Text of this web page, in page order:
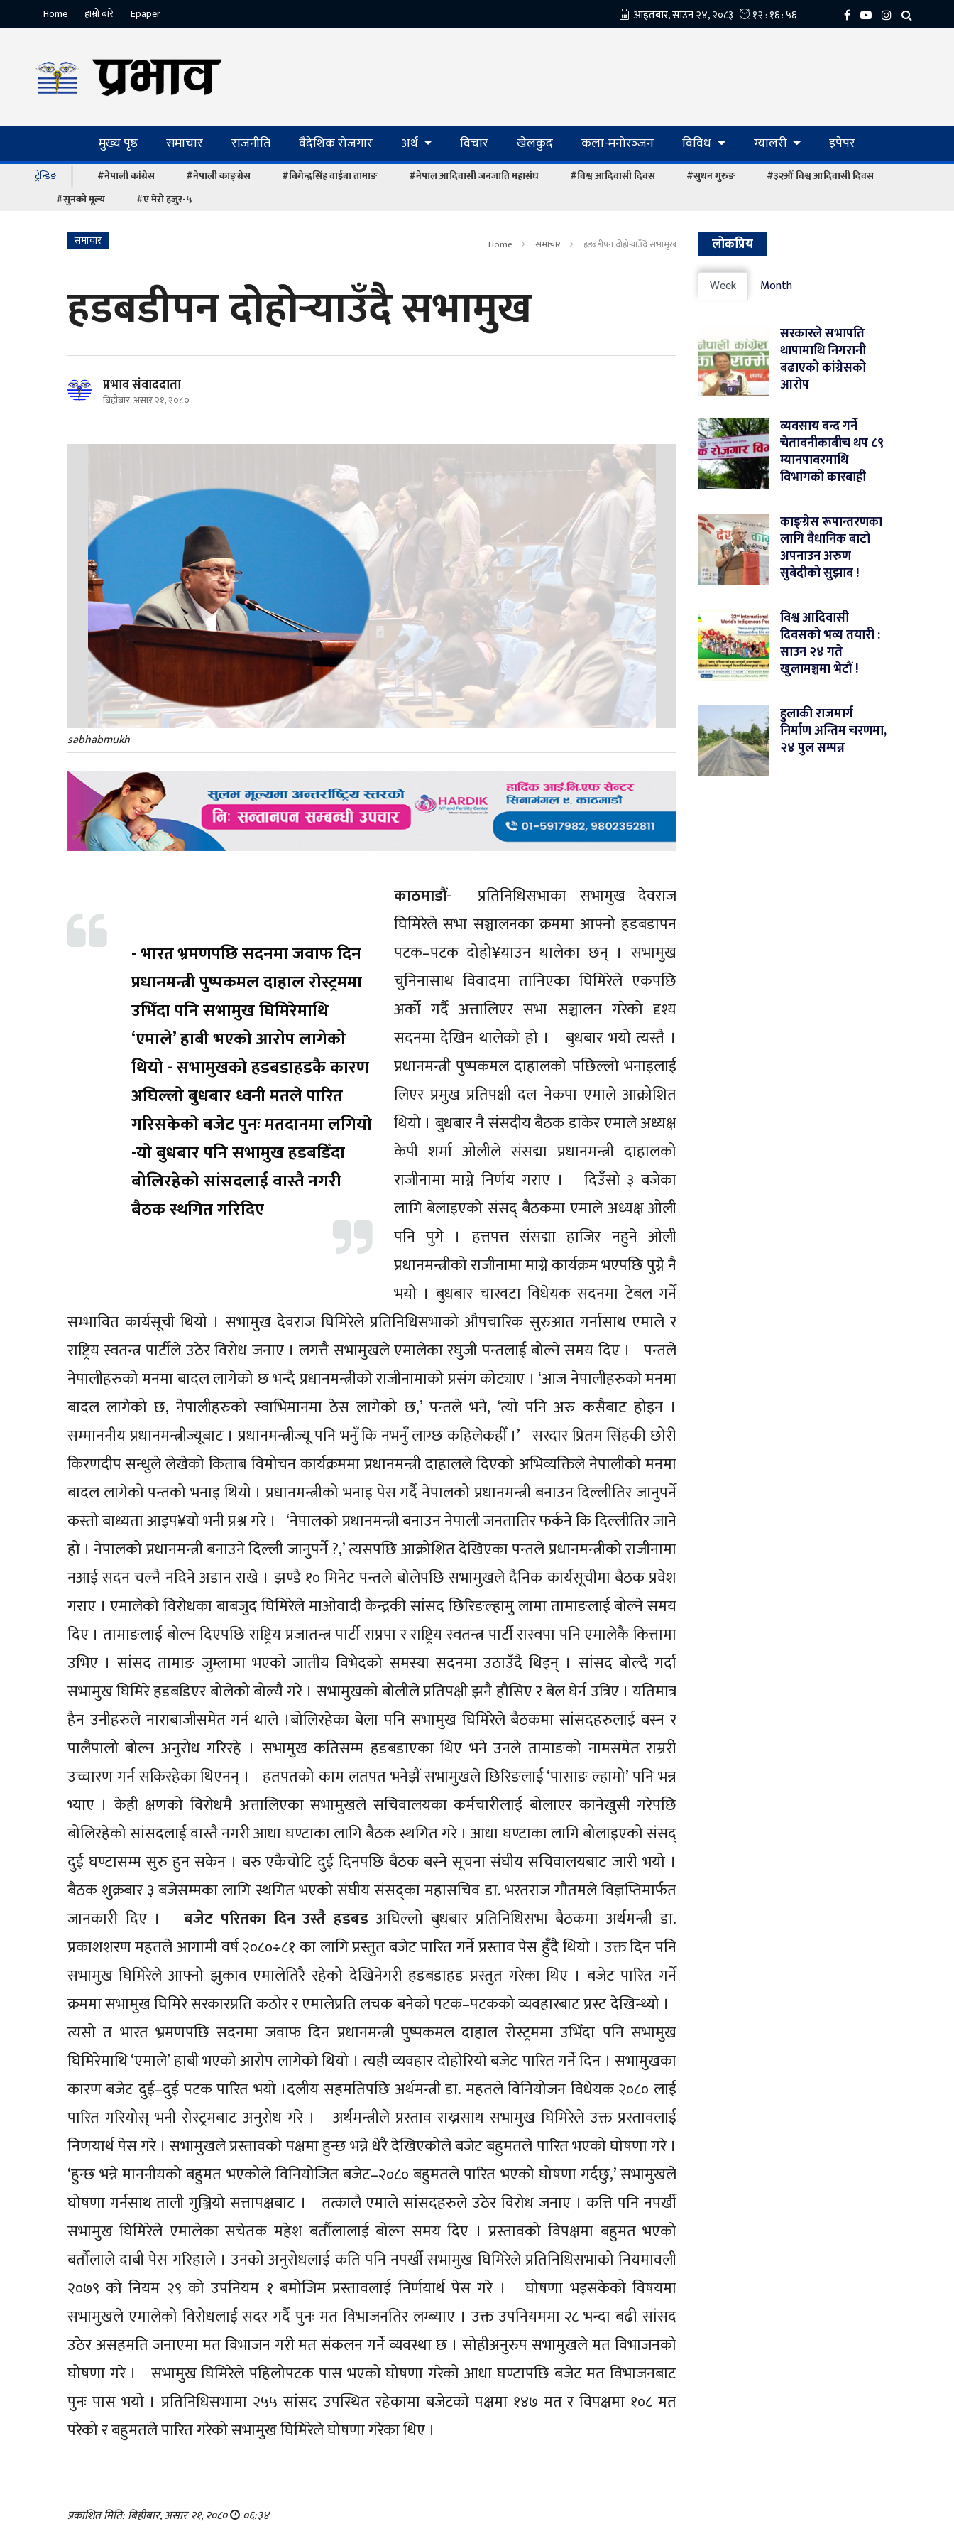
Home हाम्रो बारे Epaper
मुख्य पृष्ठ समाचार राजनीति वैदेशिक रोजगार अर्थ विचार खेलकुद कला-मनोरञ्‍जन विविध ग्यालरी इपेपर
ट्रेन्डिङ #नेपाली कांग्रेस #नेपाली काङ्ग्रेस #बिगेन्द्रसिंह वाईबा तामाङ #नेपाल आदिवासी जनजाति महासंघ #विश्व आदिवासी दिवस #सुधन गुरुङ
#३२औं विश्व आदिवासी दिवस
#सुनको मूल्य
#ए मेरो हजुर-५
समाचार Home समाचार हडबडीपन दोहोर्‍याउँदै सभामुख
हडबडीपन दोहोर्‍याउँदै सभामुख
प्रभाव संवाददाता
बिहीबार, असार २१, २०८०
sabhabmukh
- भारत भ्रमणपछि सदनमा जवाफ दिन
प्रधानमन्त्री पुष्पकमल दाहाल रोस्ट्रममा
उभिँदा पनि सभामुख घिमिरेमाथि
‘एमाले’ हाबी भएको आरोप लागेको
थियो - सभामुखको हडबडाहडकै कारण
अघिल्लो बुधबार ध्वनी मतले पारित
गरिसकेको बजेट पुनः मतदानमा लगियो
-यो बुधबार पनि सभामुख हडबडिँदा
बोलिरहेको सांसदलाई वास्तै नगरी
बैठक स्थगित गरिदिए
काठमाडौं- प्रतिनिधिसभाका सभामुख देवराज
घिमिरेले सभा सञ्चालनका क्रममा आफ्नो हडबडापन
पटक–पटक दोहो¥याउन थालेका छन् । सभामुख
चुनिनासाथ विवादमा तानिएका घिमिरेले एकपछि
अर्को गर्दै अत्तालिएर सभा सञ्चालन गरेको दृश्य
सदनमा देखिन थालेको हो । बुधबार भयो त्यस्तै ।
प्रधानमन्त्री पुष्पकमल दाहालको पछिल्लो भनाइलाई
लिएर प्रमुख प्रतिपक्षी दल नेकपा एमाले आक्रोशित
थियो । बुधबार नै संसदीय बैठक डाकेर एमाले अध्यक्ष
केपी शर्मा ओलीले संसद्मा प्रधानमन्त्री दाहालको
राजीनामा माग्ने निर्णय गराए । दिउँसो ३ बजेका
लागि बेलाइएको संसद् बैठकमा एमाले अध्यक्ष ओली
पनि पुगे । हत्तपत्त संसद्मा हाजिर नहुने ओली
प्रधानमन्त्रीको राजीनामा माग्ने कार्यक्रम भएपछि पुग्ने नै
भयो । बुधबार चारवटा विधेयक सदनमा टेबल गर्ने
सम्भावित कार्यसूची थियो । सभामुख देवराज घिमिरेले प्रतिनिधिसभाको औपचारिक सुरुआत गर्नासाथ एमाले र
राष्ट्रिय स्वतन्त्र पार्टीले उठेर विरोध जनाए । लगत्तै सभामुखले एमालेका रघुजी पन्तलाई बोल्ने समय दिए । पन्तले
नेपालीहरुको मनमा बादल लागेको छ भन्दै प्रधानमन्त्रीको राजीनामाको प्रसंग कोट्याए । ‘आज नेपालीहरुको मनमा
बादल लागेको छ, नेपालीहरुको स्वाभिमानमा ठेस लागेको छ,’ पन्तले भने, ‘त्यो पनि अरु कसैबाट होइन ।
सम्माननीय प्रधानमन्त्रीज्यूबाट । प्रधानमन्त्रीज्यू पनि भनुँ कि नभनुँ लाग्छ कहिलेकहीँ ।’ सरदार प्रितम सिंहकी छोरी
किरणदीप सन्धुले लेखेको किताब विमोचन कार्यक्रममा प्रधानमन्त्री दाहालले दिएको अभिव्यक्तिले नेपालीको मनमा
बादल लागेको पन्तको भनाइ थियो । प्रधानमन्त्रीको भनाइ पेस गर्दै नेपालको प्रधानमन्त्री बनाउन दिल्लीतिर जानुपर्ने
कस्तो बाध्यता आइप¥यो भनी प्रश्न गरे । ‘नेपालको प्रधानमन्त्री बनाउन नेपाली जनतातिर फर्कने कि दिल्लीतिर जाने
हो । नेपालको प्रधानमन्त्री बनाउने दिल्ली जानुपर्ने ?,’ त्यसपछि आक्रोशित देखिएका पन्तले प्रधानमन्त्रीको राजीनामा
नआई सदन चल्नै नदिने अडान राखे । झण्डै १० मिनेट पन्तले बोलेपछि सभामुखले दैनिक कार्यसूचीमा बैठक प्रवेश
गराए । एमालेको विरोधका बाबजुद घिमिरेले माओवादी केन्द्रकी सांसद छिरिङल्हामु लामा तामाङलाई बोल्ने समय
दिए । तामाङलाई बोल्न दिएपछि राष्ट्रिय प्रजातन्त्र पार्टी राप्रपा र राष्ट्रिय स्वतन्त्र पार्टी रास्वपा पनि एमालेकै कित्तामा
उभिए । सांसद तामाङ जुम्लामा भएको जातीय विभेदको समस्या सदनमा उठाउँदै थिइन् । सांसद बोल्दै गर्दा
सभामुख घिमिरे हडबडिएर बोलेको बोल्यै गरे । सभामुखको बोलीले प्रतिपक्षी झनै हौसिए र बेल घेर्न उत्रिए । यतिमात्र
हैन उनीहरुले नाराबाजीसमेत गर्न थाले ।बोलिरहेका बेला पनि सभामुख घिमिरेले बैठकमा सांसदहरुलाई बस्न र
पालैपालो बोल्न अनुरोध गरिरहे । सभामुख कतिसम्म हडबडाएका थिए भने उनले तामाङको नामसमेत राम्ररी
उच्चारण गर्न सकिरहेका थिएनन् । हतपतको काम लतपत भनेझैं सभामुखले छिरिङलाई ‘पासाङ ल्हामो’ पनि भन्न
भ्याए । केही क्षणको विरोधमै अत्तालिएका सभामुखले सचिवालयका कर्मचारीलाई बोलाएर कानेखुसी गरेपछि
बोलिरहेको सांसदलाई वास्तै नगरी आधा घण्टाका लागि बैठक स्थगित गरे । आधा घण्टाका लागि बोलाइएको संसद्
दुई घण्टासम्म सुरु हुन सकेन । बरु एकैचोटि दुई दिनपछि बैठक बस्ने सूचना संघीय सचिवालयबाट जारी भयो ।
बैठक शुक्रबार ३ बजेसम्मका लागि स्थगित भएको संघीय संसद्का महासचिव डा. भरतराज गौतमले विज्ञप्तिमार्फत
जानकारी दिए । बजेट परितका दिन उस्तै हडबड अघिल्लो बुधबार प्रतिनिधिसभा बैठकमा अर्थमन्त्री डा.
प्रकाशशरण महतले आगामी वर्ष २०८०÷८१ का लागि प्रस्तुत बजेट पारित गर्ने प्रस्ताव पेस हुँदै थियो । उक्त दिन पनि
सभामुख घिमिरेले आफ्नो झुकाव एमालेतिरै रहेको देखिनेगरी हडबडाहड प्रस्तुत गरेका थिए । बजेट पारित गर्ने
क्रममा सभामुख घिमिरे सरकारप्रति कठोर र एमालेप्रति लचक बनेको पटक–पटकको व्यवहारबाट प्रस्ट देखिन्थ्यो ।
त्यसो त भारत भ्रमणपछि सदनमा जवाफ दिन प्रधानमन्त्री पुष्पकमल दाहाल रोस्ट्रममा उभिँदा पनि सभामुख
घिमिरेमाथि ‘एमाले’ हाबी भएको आरोप लागेको थियो । त्यही व्यवहार दोहोरियो बजेट पारित गर्ने दिन । सभामुखका
कारण बजेट दुई–दुई पटक पारित भयो ।दलीय सहमतिपछि अर्थमन्त्री डा. महतले विनियोजन विधेयक २०८० लाई
पारित गरियोस् भनी रोस्ट्रमबाट अनुरोध गरे । अर्थमन्त्रीले प्रस्ताव राख्नसाथ सभामुख घिमिरेले उक्त प्रस्तावलाई
निणयार्थ पेस गरे । सभामुखले प्रस्तावको पक्षमा हुन्छ भन्ने धेरै देखिएकोले बजेट बहुमतले पारित भएको घोषणा गरे ।
‘हुन्छ भन्ने माननीयको बहुमत भएकोले विनियोजित बजेट–२०८० बहुमतले पारित भएको घोषणा गर्दछु,’ सभामुखले
घोषणा गर्नसाथ ताली गुञ्जियो सत्तापक्षबाट । तत्कालै एमाले सांसदहरुले उठेर विरोध जनाए । कत्ति पनि नपर्खी
सभामुख घिमिरेले एमालेका सचेतक महेश बर्तौलालाई बोल्न समय दिए । प्रस्तावको विपक्षमा बहुमत भएको
बर्तौलाले दाबी पेस गरिहाले । उनको अनुरोधलाई कति पनि नपर्खी सभामुख घिमिरेले प्रतिनिधिसभाको नियमावली
२०७९ को नियम २९ को उपनियम १ बमोजिम प्रस्तावलाई निर्णयार्थ पेस गरे । घोषणा भइसकेको विषयमा
सभामुखले एमालेको विरोधलाई सदर गर्दै पुनः मत विभाजनतिर लम्ब्याए । उक्त उपनियममा २८ भन्दा बढी सांसद
उठेर असहमति जनाएमा मत विभाजन गरी मत संकलन गर्ने व्यवस्था छ । सोहीअनुरुप सभामुखले मत विभाजनको
घोषणा गरे । सभामुख घिमिरेले पहिलोपटक पास भएको घोषणा गरेको आधा घण्टापछि बजेट मत विभाजनबाट
पुनः पास भयो । प्रतिनिधिसभामा २५५ सांसद उपस्थित रहेकामा बजेटको पक्षमा १४७ मत र विपक्षमा १०८ मत
परेको र बहुमतले पारित गरेको सभामुख घिमिरेले घोषणा गरेका थिए ।
प्रकाशित मिति: बिहीबार, असार २१, २०८० ०६:३४
लोकप्रिय
Week Month
सरकारले सभापति
थापामाथि निगरानी
बढाएको कांग्रेसको
आरोप
व्यवसाय बन्द गर्ने
चेतावनीकाबीच थप ८९
म्यानपावरमाथि
विभागको कारबाही
काङ्ग्रेस रूपान्तरणका
लागि वैधानिक बाटो
अपनाउन अरुण
सुबेदीको सुझाव !
विश्व आदिवासी
दिवसको भव्य तयारी :
साउन २४ गते
खुलामञ्चमा भेटौं !
हुलाकी राजमार्ग
निर्माण अन्तिम चरणमा,
२४ पुल सम्पन्न